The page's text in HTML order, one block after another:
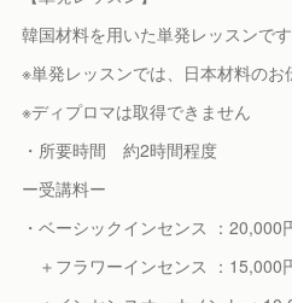
韓国材料を用いた単発レッスンです
※単発レッスンでは、日本材料のお
※ディプロマは取得できません
・所要時間 約2時間程度
ー受講料ー
・ベーシックインセンス ：20,000
＋フラワーインセンス ：15,000